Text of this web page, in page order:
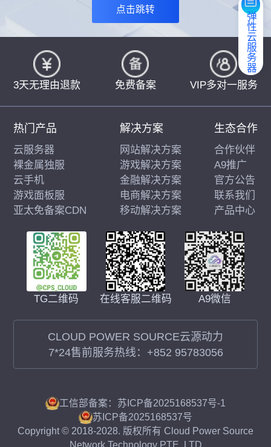
弹性云服务器
点击跳转
3天无理由退款 免费备案 VIP多对一服务
TG二维码 在线客服二维码 A9微信
CLOUD POWER SOURCE云源动力
7*24售前服务热线： +852 95783056
热门产品
云服务器
裸金属独服
云手机
游戏面板服
亚太免备案CDN
解决方案
网站解决方案
游戏解决方案
金融解决方案
电商解决方案
移动解决方案
生态合作
合作伙伴
A9推广
官方公告
联系我们
产品中心
工信部备案：苏ICP备2025168537号-1
苏ICP备2025168537号
Copyright © 2018-2028. 版权所有 Cloud Power Source
Network Technology PTE. LTD